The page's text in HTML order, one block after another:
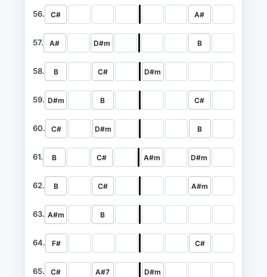
56. C# A#
57. A# D#m B
58. B C# D#m
59. D#m B C#
60. C# D#m B
61. B C# A#m D#m
62. B C# A#m
63. A#m B
64. F# C#
65. C# A#7 D#m